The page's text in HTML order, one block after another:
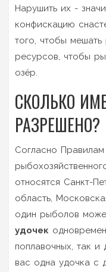
Нарушить их -
конфискацию
того, чтобы
ресурсов, чтобы
озёр.
СКОЛЬКО
РАЗРЕШЕНО?
Согласно
относятся Санкт-
область,
один рыболов
удочек
поплавочных, так
вас одна удочка с